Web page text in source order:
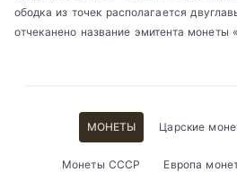
ободка из точек располагается
отчеканено название эмитента
МОНЕТЫ Царские
Монеты СССР Европа